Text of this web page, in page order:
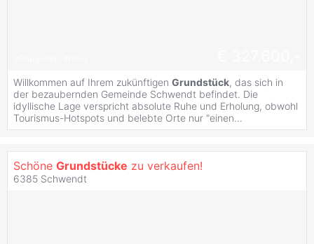
Willkommen auf Ihrem zukünftigen Grundstück, das sich in
der bezaubernden Gemeinde Schwendt befindet. Die
idyllische Lage verspricht absolute Ruhe und Erholung, obwohl
Tourismus-Hotspots und belebte Orte nur "einen...
Schöne Grundstücke zu verkaufen!
6385 Schwendt